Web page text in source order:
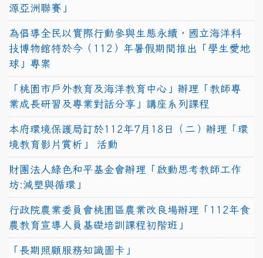
源亞洲聯賽」
為倡導全民以實際行動參與生態永續，國立海洋科
技博物館特於今（112）年暑假期間推出「學生愛地
球」專案
「桃園市戶外教育及海洋教育中心」辦理「教師專
業成長研習及專業對話分享」講座系列課程
本府環境保護局訂於112年7月18日（二）辦理「環
境教育影片賞析」 活動
財團法人綠色和平基金會辦理「啟動思考教師工作
坊:減塑與循環」
行政院農業委員會桃園區農業改良場辦理「112年食
農教育宣導人員基礎培訓課程初階班」
「長期照顧服務知識圖卡」